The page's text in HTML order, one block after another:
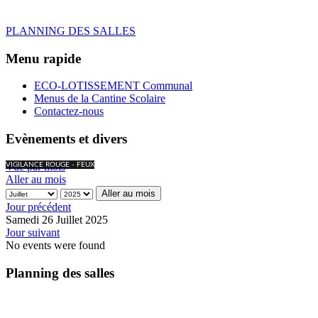
PLANNING DES SALLES
Menu rapide
ECO-LOTISSEMENT Communal
Menus de la Cantine Scolaire
Contactez-nous
Evènements et divers
VIGILANCE ROUGE - FEUX
Vue par mois
Aller au mois
Aller au mois
Jour précédent
Samedi 26 Juillet 2025
Jour suivant
No events were found
Planning des salles